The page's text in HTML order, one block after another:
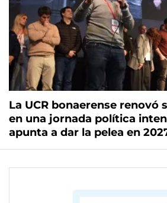
La UCR bonaerense renovó
en una jornada política
apunta a dar la pelea en